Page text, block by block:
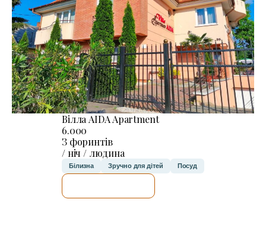
Вілла AIDA Apartment
6.000
З форинтів
/ ніч / людина
Білизна Зручно для дітей Посуд